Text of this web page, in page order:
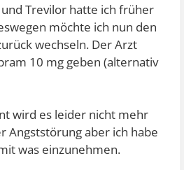
Trevilor hatte ich früher
möchte ich nun den
wechseln. Der Arzt
10 mg geben (alternativ
wird es leider nicht mehr
aber ich habe
was einzunehmen.